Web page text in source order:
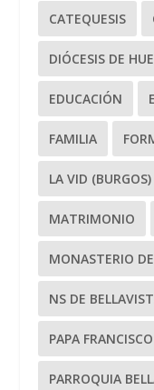
CATEQUESIS
DIÓCESIS DE
EDUCACIÓN
FAMILIA
LA VID (BURGOS)
MATRIMONIO
MONASTERIO
NS DE
PAPA FRANCISCO
PARROQUIA